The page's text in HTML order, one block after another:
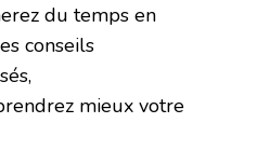
du temps en
conseils
mieux votre